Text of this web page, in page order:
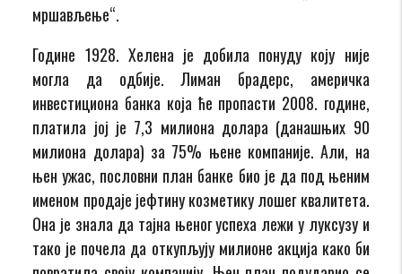
мршављење“.
Године 1928. Хелена је добила понуду коју није
могла да одбије. Лиман брадерс, америчка
инвестициона банка која ће пропасти 2008. године,
платила јој је 7,3 милиона долара (данашњих 90
милиона долара) за 75% њене компаније. Али, на
њен ужас, пословни план банке био је да под њеним
именом продаје јефтину козметику лошег квалитета.
Она је знала да тајна њеног успеха лежи у луксузу и
тако је почела да откупљују милионе акција како би